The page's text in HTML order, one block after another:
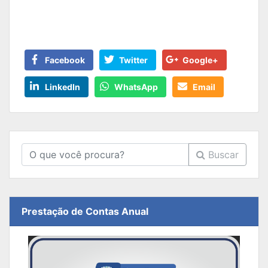
Facebook Twitter Google+
LinkedIn WhatsApp Email
Buscar
Prestação de Contas Anual